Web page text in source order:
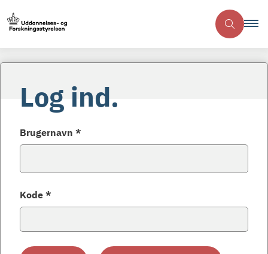
Log ind.
Brugernavn *
Kode *